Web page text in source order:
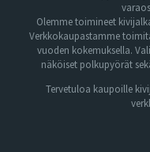
Olemme toimineet
Verkkokaupastamme
vuoden kokemuksella.
näköiset polkupyörät
Tervetuloa kaupoille